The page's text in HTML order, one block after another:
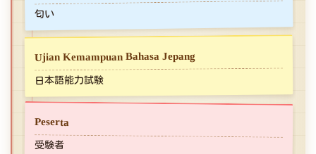
匂い
Ujian Kemampuan Bahasa Jepang
日本語能力試験
Peserta
受験者